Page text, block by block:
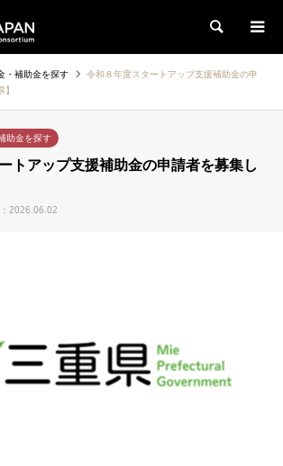
検索
・補助金を探す
令和８年度スタートアップ支援補助金の申
助金を探す
トアップ支援補助金の申請者を募集し
2026.06.02